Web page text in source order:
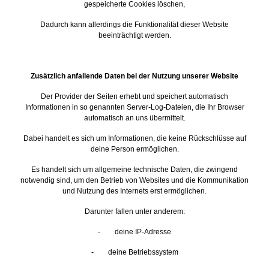
gespeicherte Cookies löschen,
Dadurch kann allerdings die Funktionalität dieser Website
beeinträchtigt werden.
Zusätzlich anfallende Daten bei der Nutzung unserer Website
Der Provider der Seiten erhebt und speichert automatisch
Informationen in so genannten Server-Log-Dateien, die Ihr Browser
automatisch an uns übermittelt.
Dabei handelt es sich um Informationen, die keine Rückschlüsse auf
deine Person ermöglichen.
Es handelt sich um allgemeine technische Daten, die zwingend
notwendig sind, um den Betrieb von Websites und die Kommunikation
und Nutzung des Internets erst ermöglichen.
Darunter fallen unter anderem:
- deine IP-Adresse
- deine Betriebssystem